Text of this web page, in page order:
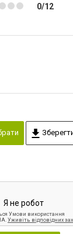
0/12